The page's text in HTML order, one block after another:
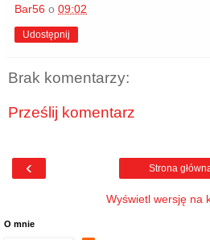
Bar56 o 09:02
Udostępnij
Brak komentarzy:
Prześlij komentarz
‹ Strona
Wyświetl wersję na
O mnie